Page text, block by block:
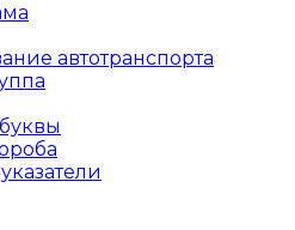
автотранспорта